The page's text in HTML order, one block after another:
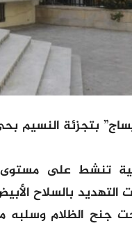
بتجزئة النسيم
تنشط على
بالسلاح
جنح الظلام وسلبه